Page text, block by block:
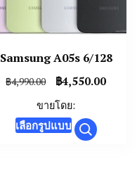
product
page
Samsung A05s 6/128
฿4,990.00
Original
was:
฿4,990.00.
฿4,550.00
ขายโดย:
เลือกรูปแบบ This
product